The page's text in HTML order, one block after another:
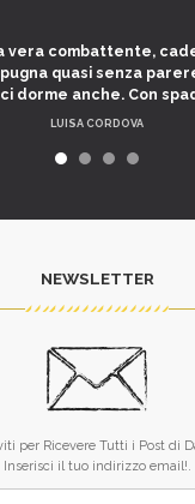
vera combattente,
quasi senza
dorme anche. Con
LUISA CORDOVA
NEWSLETTER
per Ricevere Tutti i Post di
Inserisci il tuo indirizzo email!.